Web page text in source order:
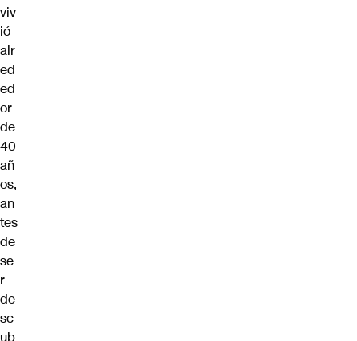
viv
ió
alr
ed
ed
or
de
40
añ
os,
an
tes
de
se
r
de
sc
ub